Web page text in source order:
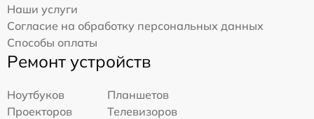
Наши услуги
Согласие на обработку персональных данных
Способы оплаты
Ремонт устройств
Ноутбуков
Планшетов
Проекторов
Телевизоров